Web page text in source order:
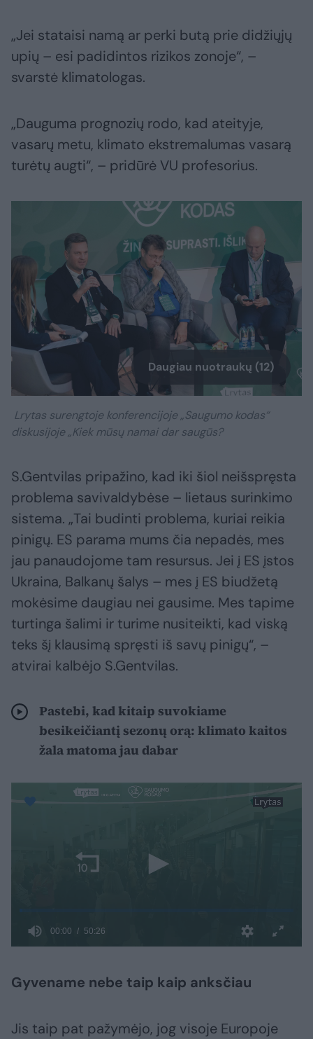
„Jei stataisi namą ar perki butą prie didžiųjų
upių – esi padidintos rizikos zonoje“, –
svarstė klimatologas.
„Dauguma prognozių rodo, kad ateityje,
vasarų metu, klimato ekstremalumas vasarą
turėtų augti“, – pridūrė VU profesorius.
Daugiau nuotraukų (12)
Lrytas surengtoje konferencijoje „Saugumo kodas“
diskusijoje „Kiek mūsų namai dar saugūs?
S.Gentvilas pripažino, kad iki šiol neišspręsta
problema savivaldybėse – lietaus surinkimo
sistema. „Tai budinti problema, kuriai reikia
pinigų. ES parama mums čia nepadės, mes
jau panaudojome tam resursus. Jei į ES įstos
Ukraina, Balkanų šalys – mes į ES biudžetą
mokėsime daugiau nei gausime. Mes tapime
turtinga šalimi ir turime nusiteikti, kad viską
teks šį klausimą spręsti iš savų pinigų“, –
atvirai kalbėjo S.Gentvilas.
Pastebi, kad kitaip suvokiame
besikeičiantį sezonų orą: klimato kaitos
žala matoma jau dabar
Gyvename nebe taip kaip anksčiau
Jis taip pat pažymėjo, jog visoje Europoje